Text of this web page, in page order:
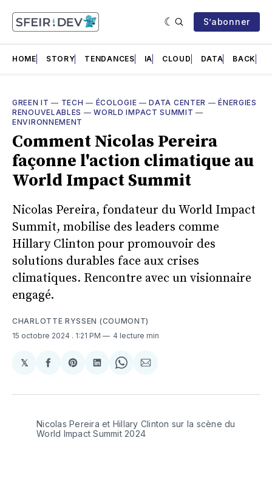
S’abonner
HOME STORY TENDANCES IA CLOUD DATA BACK
GREEN IT — TECH — ÉCOLOGIE —DATA CENTER —ÉNERGIES
RENOUVELABLES —WORLD IMPACT SUMMIT —
ENVIRONNEMENT
Comment Nicolas Pereira
façonne l'action climatique au
World Impact Summit
Nicolas Pereira, fondateur du World Impact
Summit, mobilise des leaders comme
Hillary Clinton pour promouvoir des
solutions durables face aux crises
climatiques. Rencontre avec un visionnaire
engagé.
CHARLOTTE RYSSEN (COUMONT)
15 octobre 2024 . 1:21 PM 4 lecture min
𝕏Share
X
Partager
Facebook
Share
Pinterest
Partager
LinkedIn
Share
WhatsApp
Partager
Courriel
Nicolas Pereira et Hillary Clinton sur la scène du
World Impact Summit 2024